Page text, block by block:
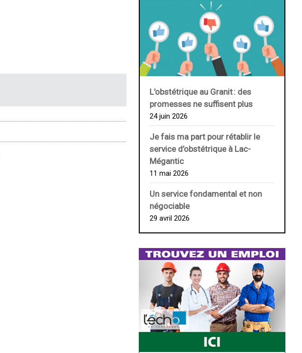
L’obstétrique au ­Granit : des
promesses ne suffisent plus
24 juin 2026
Je fais ma part pour rétablir le
service d’obstétrique à Lac-
Mégantic
11 mai 2026
Un service fondamental et non
négociable
29 avril 2026